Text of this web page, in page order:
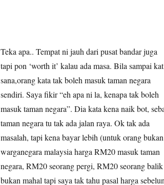
Teka apa.. Tempat ni jauh dari pusat bandar juga
tapi pon ‘worth it’ kalau ada masa. Bila sampai kat
sana,orang kata tak boleh masuk taman negara
sendiri. Saya fikir “eh apa ni la, kenapa tak boleh
masuk taman negara”. Dia kata kena naik bot,
taman negara tu tak ada jalan raya. Ok tak ada
masalah, tapi kena bayar lebih (untuk orang bukan
warganegara malaysia harga RM20 masuk taman
negara, RM20 seorang pergi, RM20 seorang
bukan mahal tapi saya tak tahu pasal harga